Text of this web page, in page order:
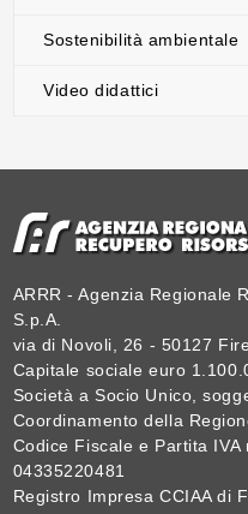
Sostenibilità ambientale
Video didattici
ARRR - Agenzia Regionale
S.p.A.
via di Novoli, 26 - 50127
Capitale sociale euro
Società a Socio Unico,
Coordinamento della
Codice Fiscale e Partita IVA
04335220481
Registro Impresa CCIAA di